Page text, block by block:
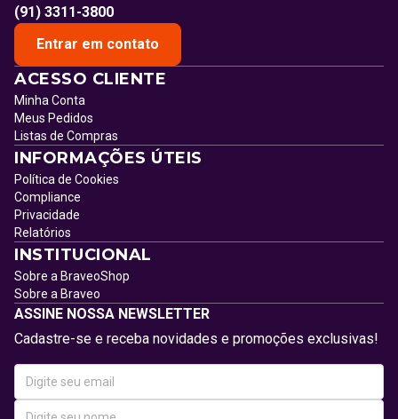
(91) 3311-3800
Entrar em contato
ACESSO CLIENTE
Minha Conta
Meus Pedidos
Listas de Compras
INFORMAÇÕES ÚTEIS
Política de Cookies
Compliance
Privacidade
Relatórios
INSTITUCIONAL
Sobre a BraveoShop
Sobre a Braveo
ASSINE NOSSA NEWSLETTER
Cadastre-se e receba novidades e promoções exclusivas!